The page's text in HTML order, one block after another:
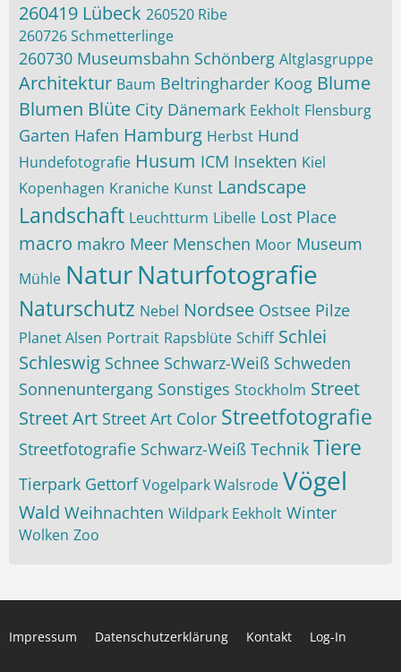
260419 Lübeck 260520 Ribe
260726 Schmetterlinge
260730 Museumsbahn Schönberg Altglasgruppe
Architektur Baum Beltringharder Koog Blume
Blumen Blüte City Dänemark Eekholt Flensburg
Garten Hafen Hamburg Herbst Hund
Hundefotografie Husum ICM Insekten Kiel
Kopenhagen Kraniche Kunst Landscape
Landschaft Leuchtturm Libelle Lost Place
macro makro Meer Menschen Moor Museum
Mühle NaturNaturfotografie
Naturschutz Nebel Nordsee Ostsee Pilze
Planet Alsen Portrait Rapsblüte Schiff Schlei
Schleswig Schnee Schwarz-Weiß Schweden
Sonnenuntergang Sonstiges Stockholm Street
Street Art Street Art Color Streetfotografie
Streetfotografie Schwarz-Weiß Technik Tiere
Tierpark Gettorf Vogelpark Walsrode Vögel
Wald Weihnachten Wildpark Eekholt Winter
Wolken Zoo
Impressum Datenschutzerklärung Kontakt Log-In